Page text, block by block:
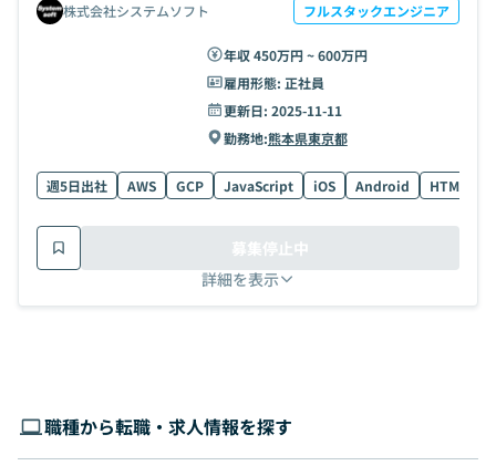
株式会社システムソフト フルスタックエンジニア
年収 450万円 ~ 600万円
雇用形態: 正社員
更新日: 2025-11-11
勤務地:熊本県東京都
週5日出社 AWS GCP JavaScript iOS Android HTML
詳細を表示
募集停止中
職種から転職・求人情報を探す